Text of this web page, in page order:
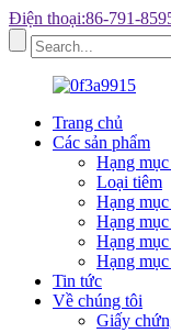
Điện thoại:86-791-
Trang chủ
Các sản phẩm
Hạng
Loại tiêm
Hạng
Hạng
Hạng
Hạng
Tin tức
Về chúng tôi
Giấy